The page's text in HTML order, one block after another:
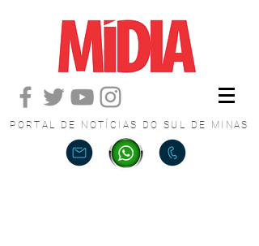
PORTAL DE NOTÍCIAS DO SUL DE MINAS